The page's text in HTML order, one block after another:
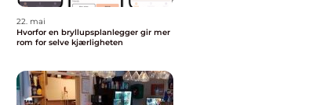
22. mai
Hvorfor en bryllupsplanlegger gir mer
rom for selve kjærligheten